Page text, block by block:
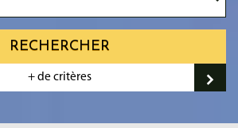
RECHERCHER
+ de critères